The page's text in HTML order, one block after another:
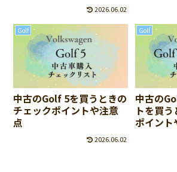
2026.06.02
Golf
中古のGolf 5を買うときの
チェックポイントや注意
点
2026.06.02
Golf
中古の
トを買
ポイント